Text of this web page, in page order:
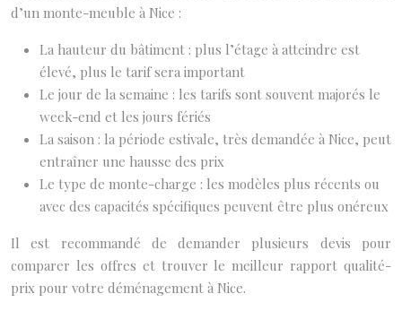
d’un monte-meuble à Nice :
La hauteur du bâtiment : plus l’étage à atteindre est
élevé, plus le tarif sera important
Le jour de la semaine : les tarifs sont souvent majorés le
week-end et les jours fériés
La saison : la période estivale, très demandée à Nice, peut
entraîner une hausse des prix
Le type de monte-charge : les modèles plus récents ou
avec des capacités spécifiques peuvent être plus onéreux
Il est recommandé de demander plusieurs devis pour
comparer les offres et trouver le meilleur rapport qualité-
prix pour votre déménagement à Nice.